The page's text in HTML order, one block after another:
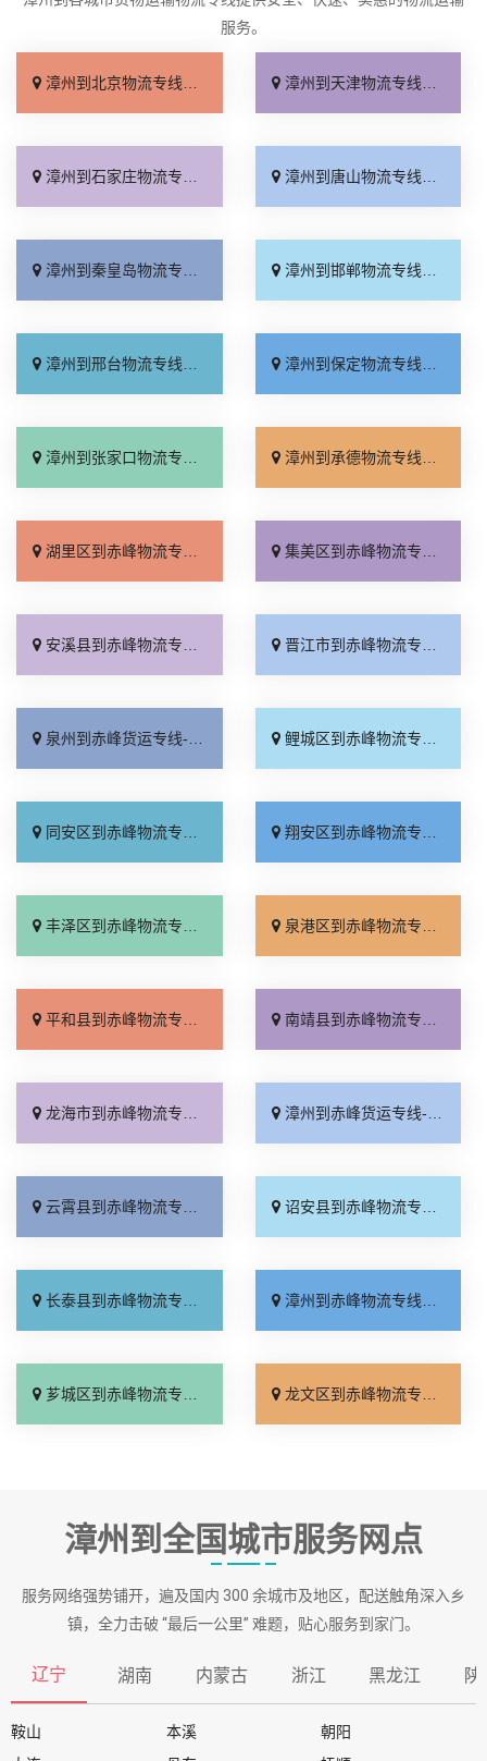
服务。
漳州到北京物流专线_收费标准「服务周到」 漳州到天津物流专线_直达特快专线「需要几天」
漳州到石家庄物流专线_专线快运「全境到达」 漳州到唐山物流专线_高速快运「快速响应」
漳州到秦皇岛物流专线_资质齐全「急你所需」 漳州到邯郸物流专线_全境到达「托运放心」
漳州到邢台物流专线_运价行情「高效快运」 漳州到保定物流专线_准时到货「全程直达」
漳州到张家口物流专线_来电咨询「直通专线」 漳州到承德物流专线_收费标准「合同承运」
湖里区到赤峰物流专线_一站直达「急你所需」 集美区到赤峰物流专线_快速直达「全程直达」
安溪县到赤峰物流专线_直达到站「快运有保障」 晋江市到赤峰物流专线_要多少钱「高效运输」
泉州到赤峰货运专线-泉州到赤峰物流公司_多年经验「按时送达」 鲤城区到赤峰物流专线_直发全境「多久时间」
同安区到赤峰物流专线_价格实惠「上门取件」 翔安区到赤峰物流专线_价格透明「省事省心」
丰泽区到赤峰物流专线_直发全境「专业调车」 泉港区到赤峰物流专线_送货上门「要多少钱」
平和县到赤峰物流专线_直达往返「资质齐全」 南靖县到赤峰物流专线_直达往返「服务周到」
龙海市到赤峰物流专线_快速响应「多少一方」 漳州到赤峰货运专线-漳州到赤峰物流公司_高效快运「门到门接送」
云霄县到赤峰物流专线_送货到门「诚信为先」 诏安县到赤峰物流专线_准时到货「运价实惠」
长泰县到赤峰物流专线_全境派送「放心物流」 漳州到赤峰物流专线_多久时间「诚信为先」
芗城区到赤峰物流专线_全程直达「多年经验」 龙文区到赤峰物流专线_运保时效「诚信经营」
漳州到全国城市服务网点
服务网络强势铺开，遍及国内 300 余城市及地区，配送触角深入乡
镇，全力击破 “最后一公里” 难题，贴心服务到家门。
辽宁 湖南 内蒙古 浙江 黑龙江 陕
鞍山 本溪
朝阳